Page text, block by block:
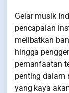
Gelar musik
pencapaian
melibatkan
hingga
pemanfaatan
penting dalam
yang kaya